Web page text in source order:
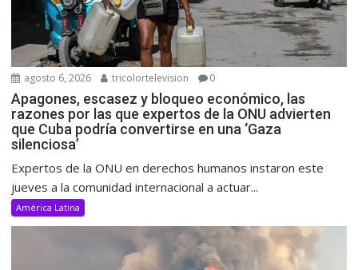
agosto 6, 2026 tricolortelevision 0
Apagones, escasez y bloqueo económico, las
razones por las que expertos de la ONU advierten
que Cuba podría convertirse en una ‘Gaza
silenciosa’
Expertos de la ONU en derechos humanos instaron este
jueves a la comunidad internacional a actuar...
América Latina